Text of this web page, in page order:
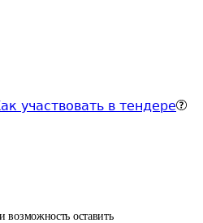
участвовать в тендере
оставить